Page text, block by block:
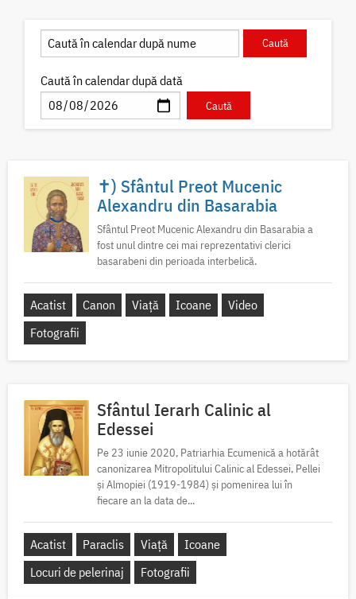
Caută în calendar după dată
✝) Sfântul Preot Mucenic
Alexandru din Basarabia
Sfântul Preot Mucenic Alexandru din Basarabia a
fost unul dintre cei mai reprezentativi clerici
basarabeni din perioada interbelică.
Acatist Canon Viață Icoane
Video
Fotografii
Sfântul Ierarh Calinic al
Edessei
Pe 23 iunie 2020, Patriarhia Ecumenică a hotărât
canonizarea Mitropolitului Calinic al Edessei, Pellei
și Almopiei (1919-1984) și pomenirea lui în
fiecare an la data de...
Acatist Paraclis Viață
Icoane
Locuri de pelerinaj
Fotografii